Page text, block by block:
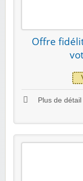
Offre
Plus de détail